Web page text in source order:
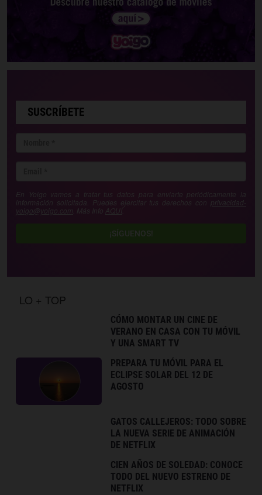
SUSCRÍBETE
En Yoigo vamos a tratar tus datos para enviarte periódicamente la
información solicitada. Puedes ejercitar tus derechos con privacidad-
yoigo@yoigo.com . Más Info AQUÍ
¡SÍGUENOS!
LO + TOP
CÓMO MONTAR UN CINE DE
VERANO EN CASA CON TU MÓVIL
Y UNA SMART TV
PREPARA TU MÓVIL PARA EL
ECLIPSE SOLAR DEL 12 DE
AGOSTO
GATOS CALLEJEROS: TODO SOBRE
LA NUEVA SERIE DE ANIMACIÓN
DE NETFLIX
CIEN AÑOS DE SOLEDAD: CONOCE
TODO DEL NUEVO ESTRENO DE
NETFLIX